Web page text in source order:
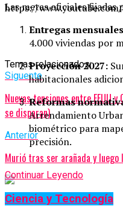
https://www.youtube.com/
Temas relacionados:
Siguente
Nuevas tensiones entre EEUU
se disparan)
Anterior
Murió tras ser arañada y
Las metas oficiales
Entregas
4.000 viviendas por
Proyección 2027:
habitacionales
Reformas
Arrendamiento
biométrico para
precisión.
Continuar Leyendo
Ciencia y Tecnología